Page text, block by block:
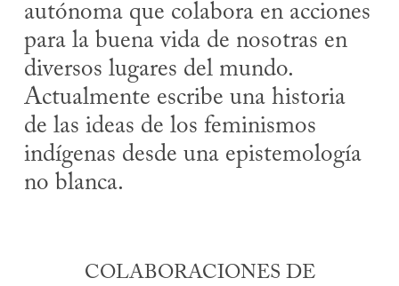
autónoma que colabora en acciones
para la buena vida de nosotras en
diversos lugares del mundo.
Actualmente escribe una historia
de las ideas de los feminismos
indígenas desde una epistemología
no blanca.
COLABORACIONES DE